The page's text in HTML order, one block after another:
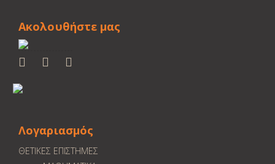
Ακολουθήστε μας
Λογαριασμός
ΘΕΤΙΚΕΣ ΕΠΙΣΤΗΜΕΣ